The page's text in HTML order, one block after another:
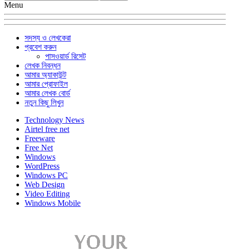
Menu
সদস্য ও লেখকেরা
প্রবেশ করুন
পাসওয়ার্ড রিসেট
লেখক নিবন্ধন
আমার অ্যাকাউন্ট
আমার প্রোফাইল
আমার লেখক বোর্ড
নতুন কিছু লিখুন
Technology News
Airtel free net
Freeware
Free Net
Windows
WordPress
Windows PC
Web Design
Video Editing
Windows Mobile